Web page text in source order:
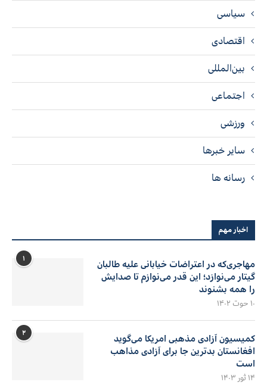
سیاسی
اقتصادی
بین‌المللی
اجتماعی
ورزشی
سایر خبرها
رسانه ها
اخبار مهم
۱
مهاجری‌که در اعتراضات خیابانی علیه طالبان
گیتار می‌نوازد؛ این قدر می‌نوازم تا صدایش
را همه بشنوند
۱۰ حوت ۱۴۰۲
۲
کمیسیون آزادی مذهبی امریکا می‌گوید
افغانستان بدترین جا برای آزادی مذاهب
است
۱۴ ثور ۱۴۰۳